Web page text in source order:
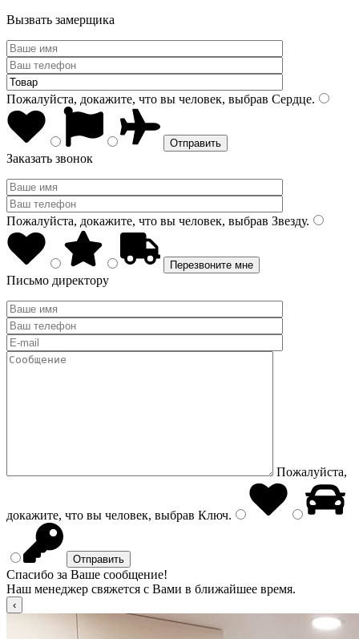
Вызвать замерщика
Пожалуйста, докажите, что вы человек, выбрав Сердце.
Заказать звонок
Пожалуйста, докажите, что вы человек, выбрав Звезду.
Письмо директору
Пожалуйста,
докажите, что вы человек, выбрав Ключ.
Спасибо за Ваше сообщение!
Наш менеджер свяжется с Вами в ближайшее время.